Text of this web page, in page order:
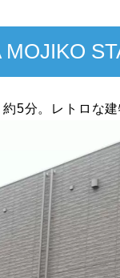
MOJIKO
5分。レトロな